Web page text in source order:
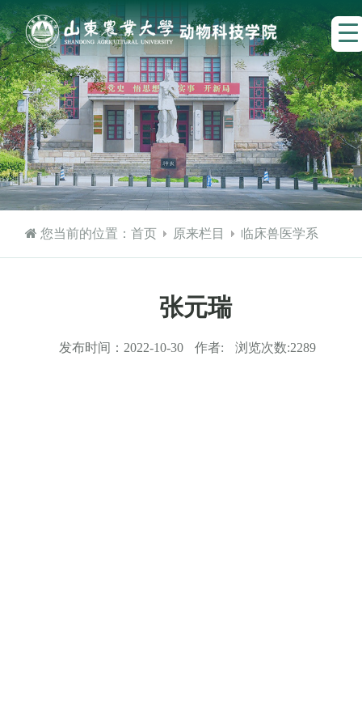
您当前的位置：首页 原来栏目 临床兽医学系
张元瑞
发布时间： 2022-10-30 作者: 浏览次数:2289